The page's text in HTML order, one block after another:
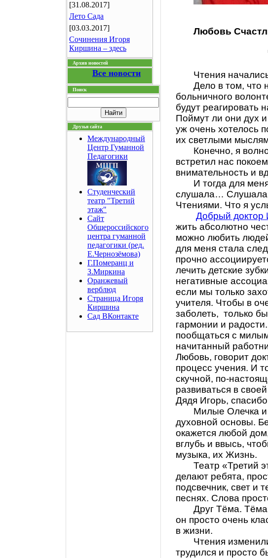
[31.08.2017]
Лето Сада
[03.03.2017]
Сочинения Игоря
Киршина – здесь
Архив новостей
Все новости
Поиск
Друзья сайта
Международный
Центр Гуманной
Педагогики
Студенческий
театр "Третий
этаж"
Сайт
Общероссийского
центра гуманной
педагогики (ред.
Е.Чернозёмова)
Г.Померанц и
З.Миркина
Оранжевый
верблюд
Страница Игоря
Киршина
Сад ВКонтакте
Любовь
Чтения
Дело в том, что
больничного
будут реагировать
Поймут ли они дух
уж очень хотелось
их светлыми
Конечно, я
встретил нас
внимательность и
И тогда для
слушала… Слушала
Чтениями. Что я
Добрый доктор
жить абсолютно
можно любить
для меня стала
прочно
лечить детские
негативные
если мы только
учителя. Чтобы в
заболеть, только
гармонии и
пообщаться с
начитанный
Любовь, говорит
процесс учения. И
скучной, по-
развиваться в
Дядя Игорь,
Милые Олечка и
духовной основы.
окажется любой
вглубь и ввысь,
музыка, их Жизнь.
Театр «Третий
делают ребята,
подсвечник, свет и
песнях. Слова
Друг Тёма.
он просто очень
в жизни.
Чтения
трудился и просто